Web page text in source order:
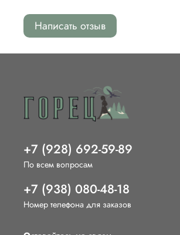
Написать отзыв
+7 (928) 692-59-89
По всем вопросам
+7 (938) 080-48-18
Номер телефона для заказов